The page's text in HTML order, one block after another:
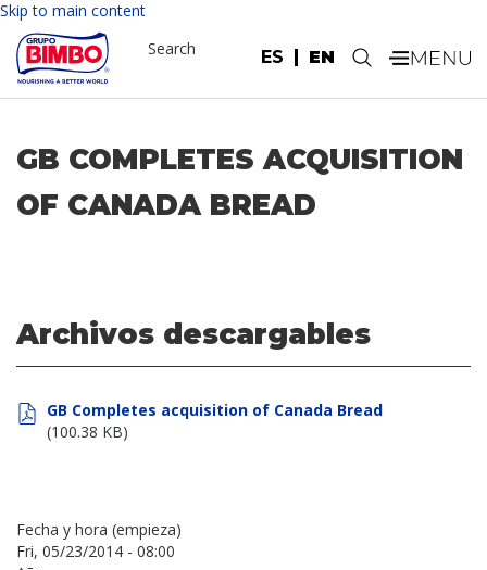
Skip to main content
ES EN
Search .
GB COMPLETES ACQUISITION
OF CANADA BREAD
Archivos descargables
GB Completes acquisition of Canada Bread
(100.38 KB)
Fecha y hora (empieza)
Fri, 05/23/2014 - 08:00